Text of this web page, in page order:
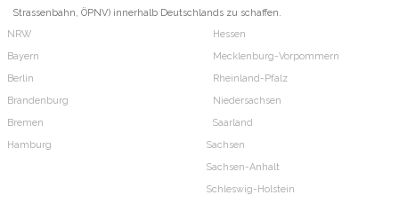
Strassenbahn, ÖPNV) innerhalb Deutschlands zu schaffen.
NRW
Bayern
Berlin
Brandenburg
Bremen
Hamburg
Hessen
Mecklenburg-Vorpommern
Rheinland-Pfalz
Niedersachsen
Saarland
Sachsen
Sachsen-Anhalt
Schleswig-Holstein